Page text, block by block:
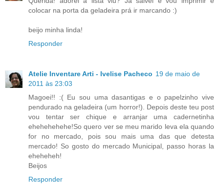
colocar na porta da geladeira prá ir marcando :)
beijo minha linda!
Responder
Atelie Inventare Arti - Ivelise Pacheco 19 de maio de
2011 às 23:03
Magoei!! :( Eu sou uma dasantigas e o papelzinho vive
pendurado na geladeira (um horror!). Depois deste teu post
vou tentar ser chique e arranjar uma cadernetinha
ehehehehehe!So quero ver se meu marido leva ela quando
for no mercado, pois sou mais uma das que detesta
mercado! So gosto do mercado Municipal, passo horas la
eheheheh!
Beijos
Responder